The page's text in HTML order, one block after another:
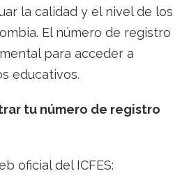
la calidad y el nivel de los
El número de registro
para acceder a
educativos.
tu número de registro
oficial del ICFES: